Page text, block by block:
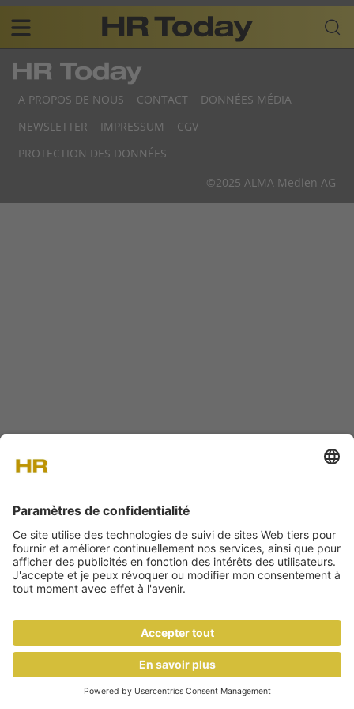
Skip
content
Plattform
für
Human
Resources
Main
navigation
FR
A PROPOS DE NOUS CONTACT
DONNÉES MÉDIA
NEWSLETTER
IMPRESSUM
CGV
PROTECTION DES DONNÉES
©2025 ALMA Medien AG